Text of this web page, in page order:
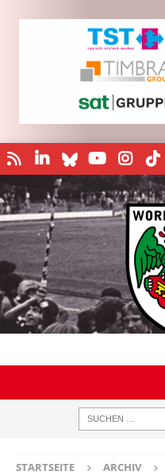
STARTSEITE ARCHIV